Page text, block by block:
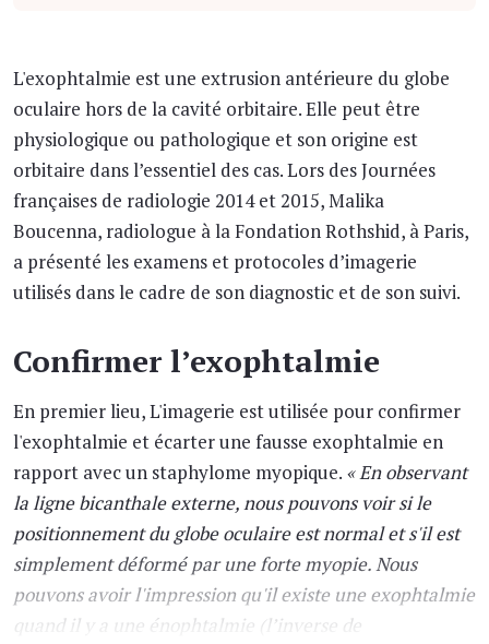
L'exophtalmie est une extrusion antérieure du globe
oculaire hors de la cavité orbitaire. Elle peut être
physiologique ou pathologique et son origine est
orbitaire dans l’essentiel des cas. Lors des Journées
françaises de radiologie 2014 et 2015, Malika
Boucenna, radiologue à la Fondation Rothshid, à Paris,
a présenté les examens et protocoles d’imagerie
utilisés dans le cadre de son diagnostic et de son suivi.
Confirmer l’exophtalmie
En premier lieu, L'imagerie est utilisée pour confirmer
l'exophtalmie et écarter une fausse exophtalmie en
rapport avec un staphylome myopique. « En observant
la ligne bicanthale externe, nous pouvons voir si le
positionnement du globe oculaire est normal et s'il est
simplement déformé par une forte myopie. Nous
pouvons avoir l'impression qu'il existe une exophtalmie
quand il y a une énophtalmie (l’inverse de